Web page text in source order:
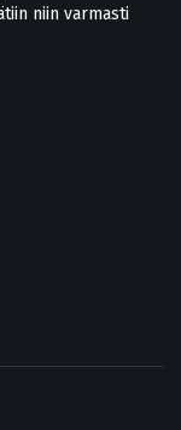
niin varmasti